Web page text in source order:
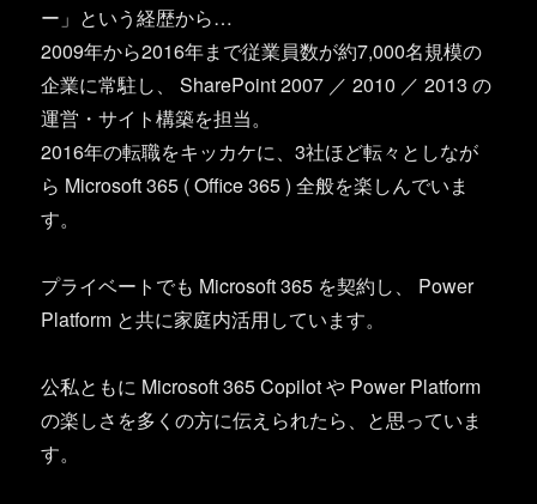
ー」という経歴から…
2009年から2016年まで従業員数が約7,000名規模の
企業に常駐し、 SharePoint 2007 ／ 2010 ／ 2013 の
運営・サイト構築を担当。
2016年の転職をキッカケに、3社ほど転々としなが
ら Microsoft 365 ( Office 365 ) 全般を楽しんでいま
す。
プライベートでも Microsoft 365 を契約し、 Power
Platform と共に家庭内活用しています。
公私ともに Microsoft 365 Copilot や Power Platform
の楽しさを多くの方に伝えられたら、と思っていま
す。